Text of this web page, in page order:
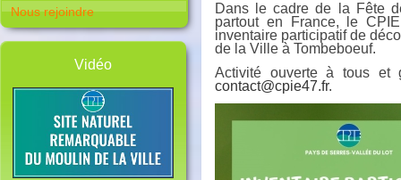
Nous rejoindre
Vidéo
Dans le cadre de la Fête
partout en France, le
inventaire participatif de
de la Ville à Tombeboeuf.
Activité ouverte à tous
contact@cpie47.fr.